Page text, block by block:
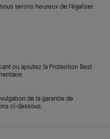
serons heureux de l’égaliser.
ou ajoutez la Protection Best
de la garantie de
ci-dessous.